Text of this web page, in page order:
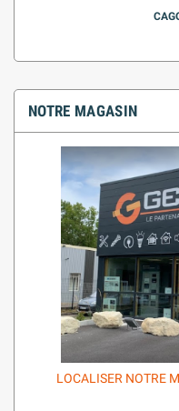
NOTRE MAGASIN
LOCALISER NOTRE